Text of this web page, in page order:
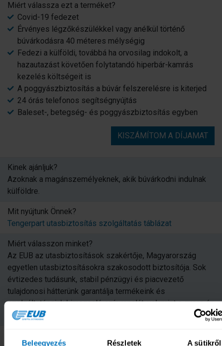
Beleegyezés Részletek A sütikről
Miért válassza ezt a terméket?
Covid-19 fedezet
Érvényes légzőkészülékkel vagy anélkül történő
búvárkodásra 40 méteres mélységig
Fedezi a külföldi, továbbá ha orvosilag indokolt, a
hazautazást követően folytatandó hiperbár-kamrás
kezelés költségeit is
A poggyászbiztosítás a búvár felszerelésre is kiterjed
24 órás telefonos segítségnyújtás
Baleset-, betegség- és poggyászbiztosítás egyben
KISZÁMÍTOM A DÍJAMAT
Kinek ajánljuk?
Azoknak a magánszemélyeknek, akik búvárkodni indulnak
külföldre.
Mit nyújtunk Önnek?
Tengerpart utasbiztosítás szolgáltatás táblázat
Miért válasszon minket?
Az EUB az utasbiztosítások szakértője, Magyarország
egyetlen utasbiztosításokra szakosodott biztosítója. Sok
évtizedes tudásunk, stabil pénzügyi és piacvezető
tulajdonosi hátterünk garantálja termékeink és
szolgáltatásaink kimagasló színvonalát, valamint a gyors és
szakszerű segítségnyújtást és kárrendezést.